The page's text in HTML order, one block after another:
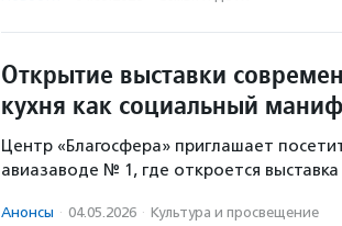
Открытие выставки
кухня как социальный
Центр «Благосфера» приглашает
авиазаводе № 1, где откроется выставка
Анонсы · 04.05.2026 · Культура и просвещение